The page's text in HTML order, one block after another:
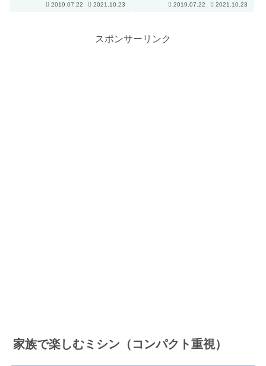
2019.07.22 2021.10.23 2019.07.22 2021.10.23
スポンサーリンク
家族で楽しむミシン（コンパクト重視）